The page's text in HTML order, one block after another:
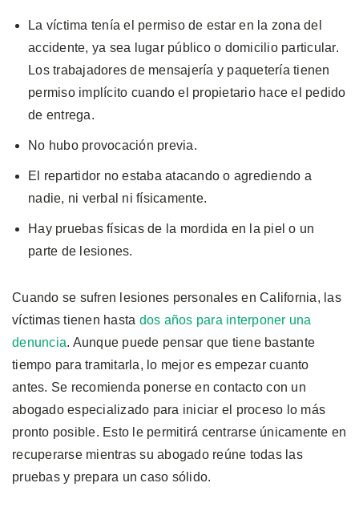
La víctima tenía el permiso de estar en la zona del
accidente, ya sea lugar público o domicilio particular.
Los trabajadores de mensajería y paquetería tienen
permiso implícito cuando el propietario hace el pedido
de entrega.
No hubo provocación previa.
El repartidor no estaba atacando o agrediendo a
nadie, ni verbal ni físicamente.
Hay pruebas físicas de la mordida en la piel o un
parte de lesiones.
Cuando se sufren lesiones personales en California, las
víctimas tienen hasta dos años para interponer una
denuncia. Aunque puede pensar que tiene bastante
tiempo para tramitarla, lo mejor es empezar cuanto
antes. Se recomienda ponerse en contacto con un
abogado especializado para iniciar el proceso lo más
pronto posible. Esto le permitirá centrarse únicamente en
recuperarse mientras su abogado reúne todas las
pruebas y prepara un caso sólido.